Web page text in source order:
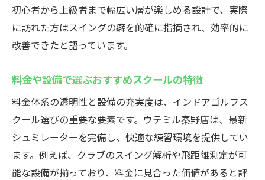
初心者から上級者まで幅広い層が楽しめる設計で、実際
に訪れた方はスイングの癖を的確に指摘され、効率的に
改善できたと語っています。
料金や設備で選ぶおすすめスクールの特徴
料金体系の透明性と設備の充実度は、インドアゴルフス
クール選びの重要な要素です。ウテミル秦野店は、最新
シュミレーターを完備し、快適な練習環境を提供してい
ます。例えば、クラブのスイング解析や飛距離測定が可
能な設備が揃っており、料金に見合った価値があると評